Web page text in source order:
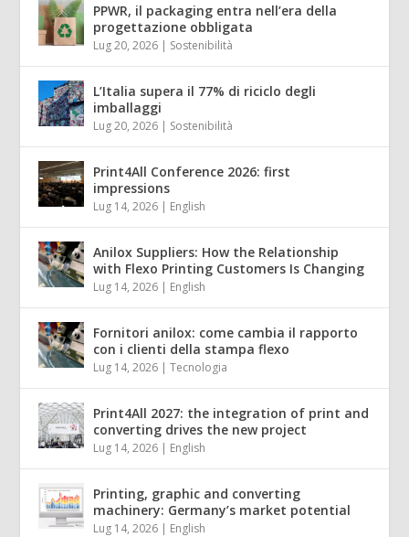
PPWR, il packaging entra nell’era della
progettazione obbligata
Lug 20, 2026 | Sostenibilità
L’Italia supera il 77% di riciclo degli
imballaggi
Lug 20, 2026 | Sostenibilità
Print4All Conference 2026: first
impressions
Lug 14, 2026 | English
Anilox Suppliers: How the Relationship
with Flexo Printing Customers Is Changing
Lug 14, 2026 | English
Fornitori anilox: come cambia il rapporto
con i clienti della stampa flexo
Lug 14, 2026 |Tecnologia
Print4All 2027: the integration of print and
converting drives the new project
Lug 14, 2026 | English
Printing, graphic and converting
machinery: Germany’s market potential
Lug 14, 2026 | English